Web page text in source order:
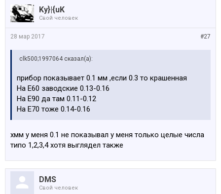
Ky}|{uK
Свой человек
#27
28 мар 2017
clk500;1997064 сказал(а):
прибор показывает 0.1 мм ,если 0.3 то крашенная
На Е60 заводские 0.13-0.16
На Е90 да там 0.11-0.12
На Е70 тоже 0.14-0.16
хмм у меня 0.1 не показывал у меня только целые числа
типо 1,2,3,4 хотя выглядел также
DMS
Свой человек